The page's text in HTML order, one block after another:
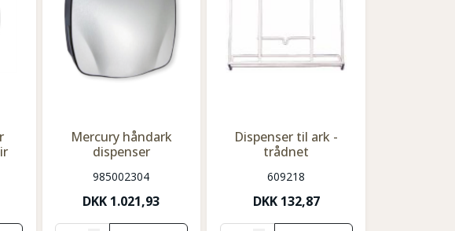
Mercury håndark
dispenser
985002304
DKK 1.021,93
Dispenser til ark -
trådnet
609218
DKK 132,87